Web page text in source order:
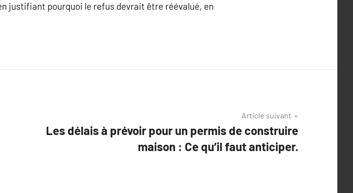
justifiant pourquoi le refus devrait être réévalué, en
Article suivant
Les délais à prévoir pour un permis de construire
maison : Ce qu’il faut anticiper.